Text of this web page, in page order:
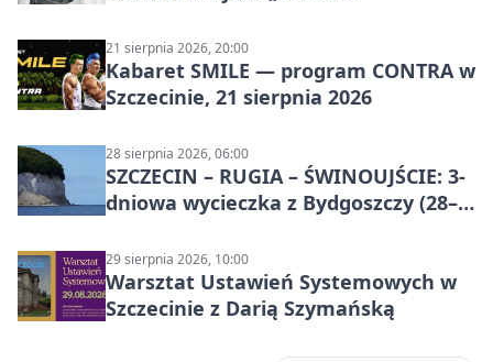
21 sierpnia 2026, 20:00
Kabaret SMILE — program CONTRA w
Szczecinie, 21 sierpnia 2026
28 sierpnia 2026, 06:00
SZCZECIN – RUGIA – ŚWINOUJŚCIE: 3-
dniowa wycieczka z Bydgoszczy (28–
29 sierpnia 2026, 10:00
Warsztat Ustawień Systemowych w
Szczecinie z Darią Szymańską